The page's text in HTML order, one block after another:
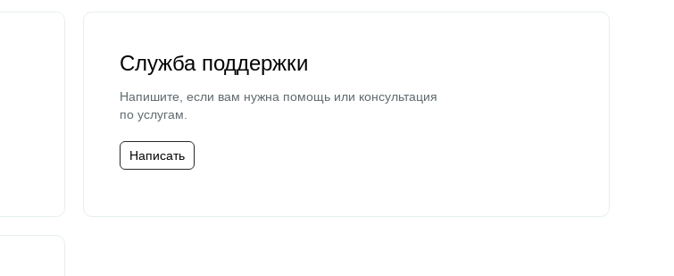
Служба поддержки
Напишите, если вам нужна помощь или консультация
по услугам.
Написать